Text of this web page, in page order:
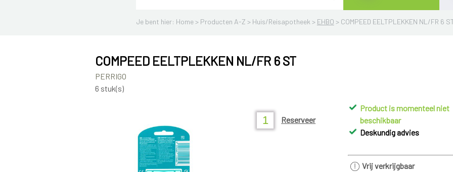
Je bent hier: Home > Producten A-Z > Huis/Reisapotheek > EHBO > COMPEED EELTPLEKKEN NL/FR 6
COMPEED EELTPLEKKEN NL/FR 6 ST
PERRIGO
6 stuk(s)
Reserveer
Product is momenteel niet
beschikbaar
Deskundig advies
Vrij verkrijgbaar